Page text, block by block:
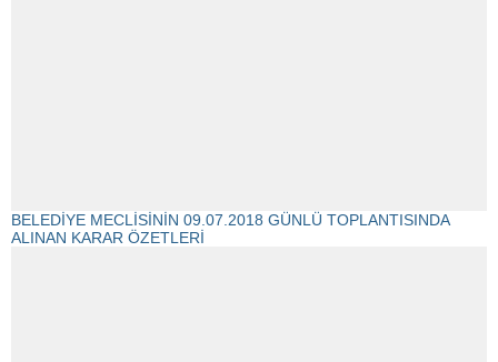
BELEDİYE MECLİSİNİN 09.07.2018 GÜNLÜ TOPLANTISINDA
ALINAN KARAR ÖZETLERİ